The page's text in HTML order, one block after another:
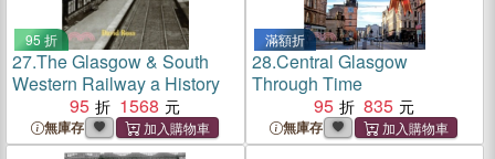
95 折
27.The Glasgow & South
Western Railway a History
95
1568
無庫存
滿額折
28.Central Glasgow
Through Time
95
835
無庫存